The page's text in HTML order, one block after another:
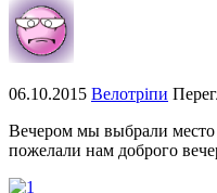
06.10.2015 Велотріпи
Вечером мы выбрали место
пожелали нам доброго